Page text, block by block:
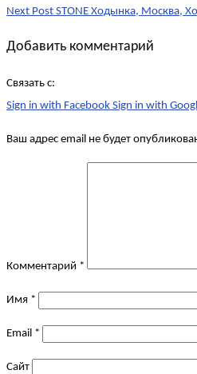
navigation
Next Post STONE Ходынка, Москва,
Добавить комментарий
Связать с:
Sign in with Facebook Sign in with
Ваш адрес email не будет
Комментарий *
Имя *
Email *
Сайт